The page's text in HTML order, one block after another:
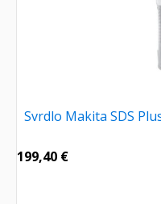
Svrdlo Makita SDS
199,40 €